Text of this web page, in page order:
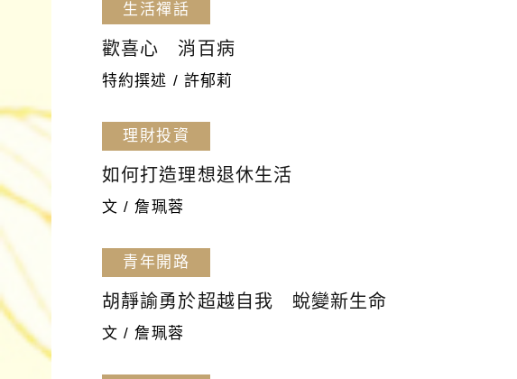
生活禪話
歡喜心 消百病
特約撰述 / 許郁莉
理財投資
如何打造理想退休生活
文 / 詹珮蓉
青年開路
胡靜諭勇於超越自我 蛻變新生命
文 / 詹珮蓉